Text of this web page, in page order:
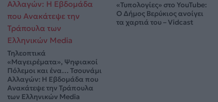
Τηλεοπτικά
«Μαγειρέματα», Ψηφιακοί
Πόλεμοι και ένα… Τσουνάμι
Αλλαγών: Η Εβδομάδα που
Ανακάτεψε την Τράπουλα
των Ελληνικών Media
«Τυπολογίες» στο YouTube:
Ο Δήμος Βερύκιος ανοίγει
τα χαρτιά του – Vidcast